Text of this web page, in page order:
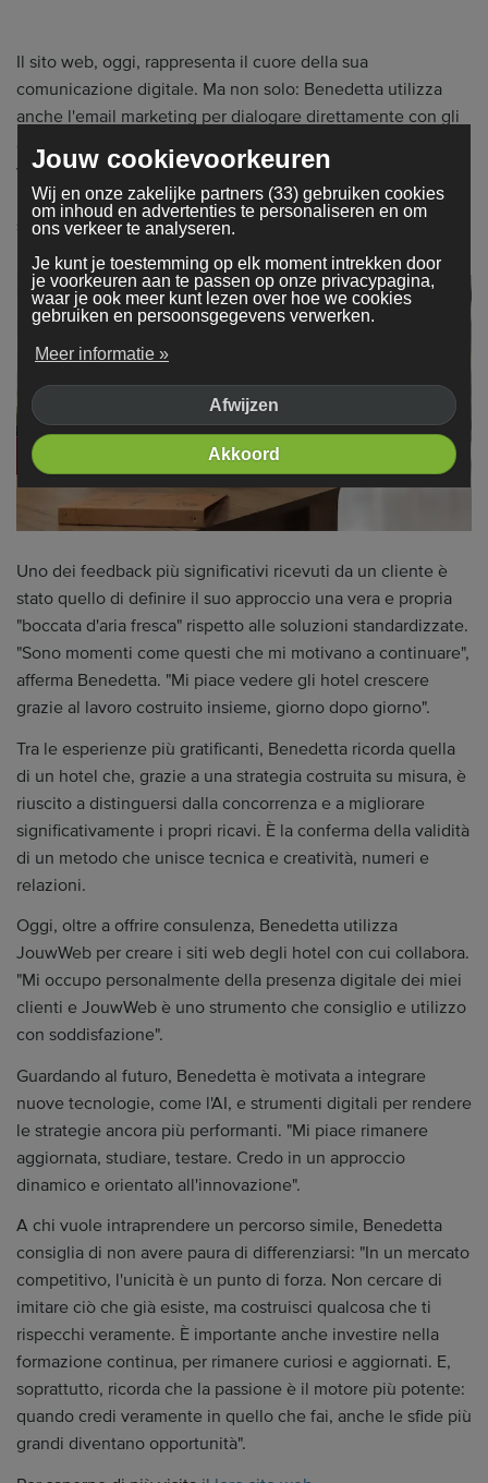
Il sito web, oggi, rappresenta il cuore della sua
comunicazione digitale. Ma non solo: Benedetta utilizza
anche l'email marketing per dialogare direttamente con gli
vantaggi pensati per stabilire relazioni durature. "Il rapporto
umano per me è fondamentale. Ogni cliente è unico e io mi
sento parte del team di ogni hotel che seguo".
Uno dei feedback più significativi ricevuti da un cliente è
stato quello di definire il suo approccio una vera e propria
"boccata d'aria fresca" rispetto alle soluzioni standardizzate.
"Sono momenti come questi che mi motivano a continuare",
afferma Benedetta. "Mi piace vedere gli hotel crescere
grazie al lavoro costruito insieme, giorno dopo giorno".
Tra le esperienze più gratificanti, Benedetta ricorda quella
di un hotel che, grazie a una strategia costruita su misura, è
riuscito a distinguersi dalla concorrenza e a migliorare
significativamente i propri ricavi. È la conferma della validità
di un metodo che unisce tecnica e creatività, numeri e
relazioni.
Oggi, oltre a offrire consulenza, Benedetta utilizza
JouwWeb per creare i siti web degli hotel con cui collabora.
"Mi occupo personalmente della presenza digitale dei miei
clienti e JouwWeb è uno strumento che consiglio e utilizzo
con soddisfazione".
Guardando al futuro, Benedetta è motivata a integrare
nuove tecnologie, come l'AI, e strumenti digitali per rendere
le strategie ancora più performanti. "Mi piace rimanere
aggiornata, studiare, testare. Credo in un approccio
dinamico e orientato all'innovazione".
A chi vuole intraprendere un percorso simile, Benedetta
consiglia di non avere paura di differenziarsi: "In un mercato
competitivo, l'unicità è un punto di forza. Non cercare di
imitare ciò che già esiste, ma costruisci qualcosa che ti
rispecchi veramente. È importante anche investire nella
formazione continua, per rimanere curiosi e aggiornati. E,
soprattutto, ricorda che la passione è il motore più potente:
quando credi veramente in quello che fai, anche le sfide più
grandi diventano opportunità".
Jouw cookievoorkeuren
Wij en onze zakelijke partners (33) gebruiken cookies
om inhoud en advertenties te personaliseren en om
ons verkeer te analyseren.
Je kunt je toestemming op elk moment intrekken door
je voorkeuren aan te passen op onze privacypagina,
waar je ook meer kunt lezen over hoe we cookies
gebruiken en persoonsgegevens verwerken.
Meer informatie »
Afwijzen
Akkoord